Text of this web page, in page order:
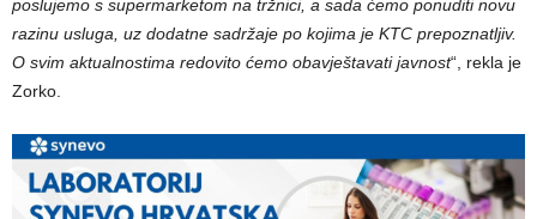
poslujemo s supermarketom na tržnici, a sada ćemo ponuditi novu
razinu usluga, uz dodatne sadržaje po kojima je KTC prepoznatljiv.
O svim aktualnostima redovito ćemo obavještavati javnost“, rekla je
Zorko.